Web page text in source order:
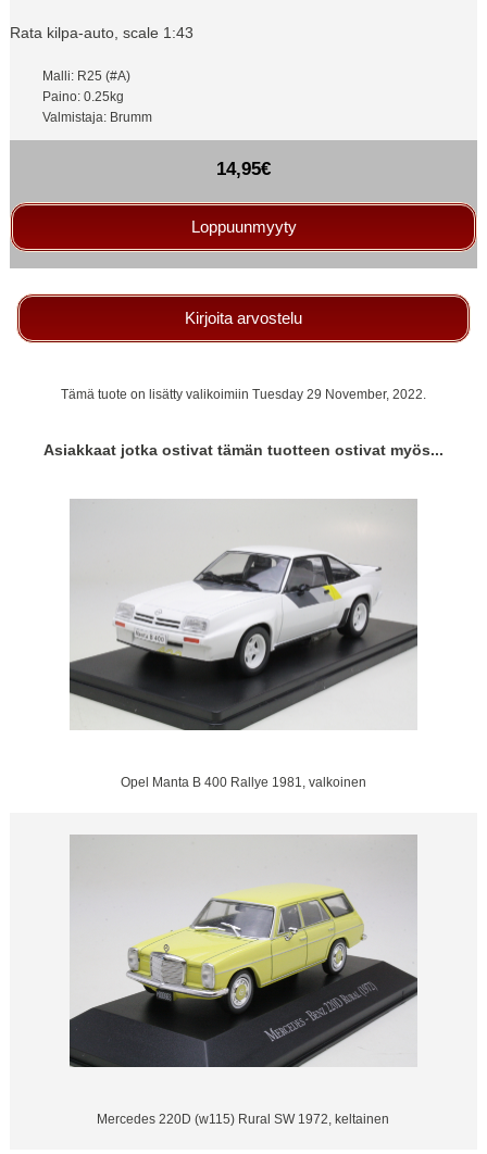
Rata kilpa-auto, scale 1:43
Malli: R25 (#A)
Paino: 0.25kg
Valmistaja: Brumm
14,95€
Loppuunmyyty
Kirjoita arvostelu
Tämä tuote on lisätty valikoimiin Tuesday 29 November, 2022.
Asiakkaat jotka ostivat tämän tuotteen ostivat myös...
Opel Manta B 400 Rallye 1981, valkoinen
Mercedes 220D (w115) Rural SW 1972, keltainen